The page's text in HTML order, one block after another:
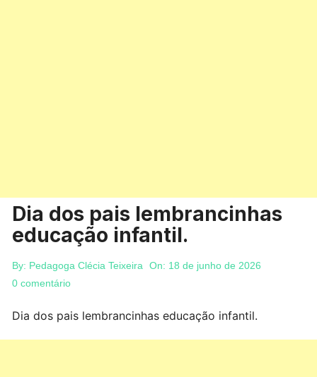
Dia dos pais lembrancinhas
educação infantil.
By: Pedagoga Clécia Teixeira On: 18 de junho de 2026
0 comentário
Dia dos pais lembrancinhas educação infantil.